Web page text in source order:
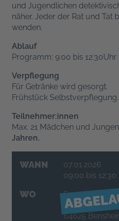
und Jugendlichen
näher. Jeder der Rat und Tat
wenden.
Ablauf
Programm: 9:00 bis 12:30Uhr
Verpflegung
Für Getränke wird gesorgt.
Frühstück Selbstverpflegung.
Teilnehmer:innen
Max. 21 Mädchen und Jungen
Jahren.
WANN
07.01.2026
09:00 bis 12:30
WO
Sanner Forum
Schillerstraße
64625